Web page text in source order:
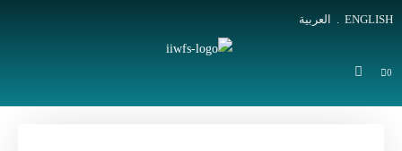
ENGLISH
. العربية
0